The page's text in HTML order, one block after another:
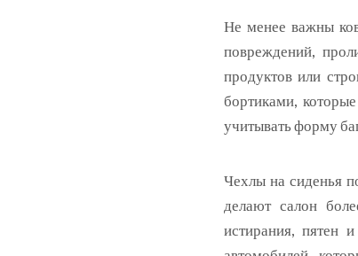
Не менее важны
повреждений,
продуктов или
бортиками,
учитывать форму
Чехлы на сиденья
делают салон
истирания, пятен